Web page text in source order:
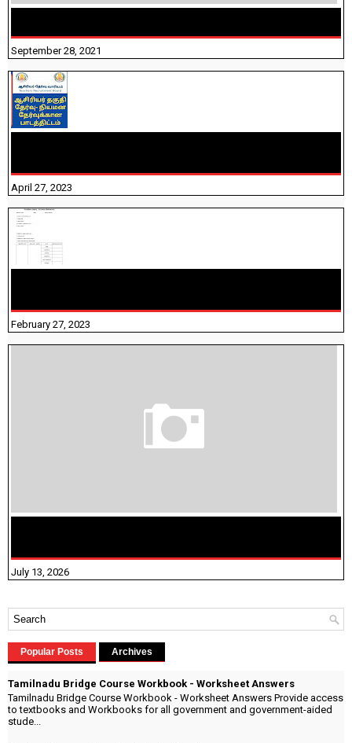
September 28, 2021
April 27, 2023
February 27, 2023
July 13, 2026
Popular Posts Archives
Tamilnadu Bridge Course Workbook - Worksheet Answers
Tamilnadu Bridge Course Workbook - Worksheet Answers Provide access
to textbooks and Workbooks for all government and government-aided
stude...